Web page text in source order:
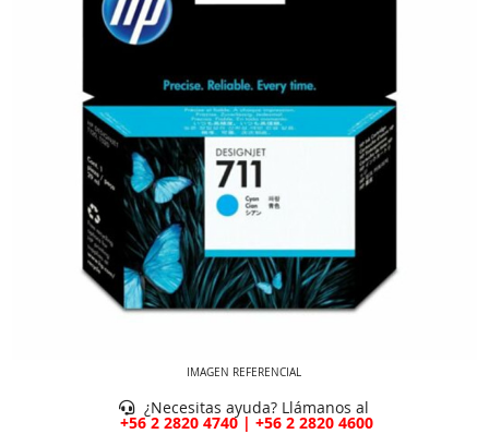
IMAGEN REFERENCIAL
¿Necesitas ayuda? Llámanos al
+56 2 2820 4740 | +56 2 2820 4600